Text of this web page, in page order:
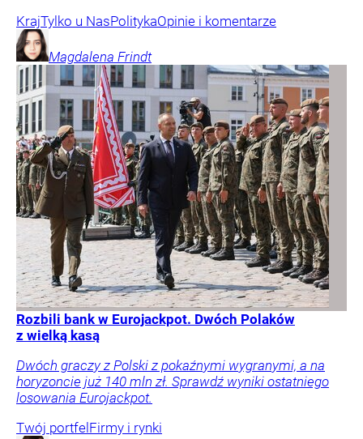
KrajTylko u NasPolitykaOpinie i komentarze
Magdalena Frindt
Rozbili bank w Eurojackpot. Dwóch Polaków
z wielką kasą
Dwóch graczy z Polski z pokaźnymi wygranymi, a na
horyzoncie już 140 mln zł. Sprawdź wyniki ostatniego
losowania Eurojackpot.
Twój portfelFirmy i rynki